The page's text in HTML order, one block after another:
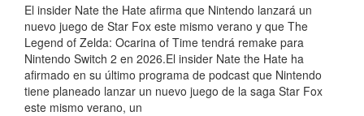
El insider Nate the Hate afirma que Nintendo lanzará un
nuevo juego de Star Fox este mismo verano y que The
Legend of Zelda: Ocarina of Time tendrá remake para
Nintendo Switch 2 en 2026.El insider Nate the Hate ha
afirmado en su último programa de podcast que Nintendo
tiene planeado lanzar un nuevo juego de la saga Star Fox
este mismo verano, un